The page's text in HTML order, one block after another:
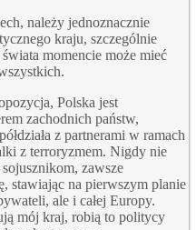
należy jednoznacznie
kraju, szczególnie
momencie może mieć
Polska jest
zachodnich państw,
z partnerami w ramach
z terroryzmem. Nigdy nie
zawsze
stawiając na pierwszym planie
ale i całej Europy.
mój kraj, robią to politycy